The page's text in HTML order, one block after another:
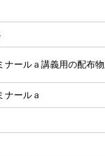
ナールａ講義用の配布
ナールａ